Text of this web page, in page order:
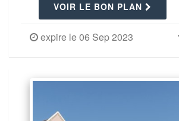
VOIR LE BON PLAN
expire le 06 Sep 2023